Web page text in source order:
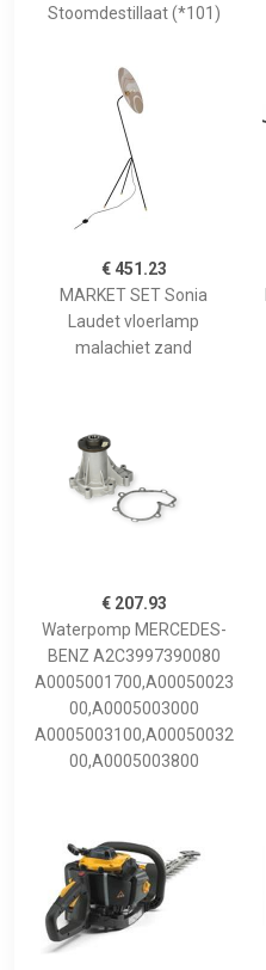
Stoomdestillaat (*101)
€ 451.23
MARKET SET Sonia
Laudet vloerlamp
malachiet zand
€ 207.93
Waterpomp MERCEDES-
BENZ A2C3997390080
A0005001700,A00050023
00,A0005003000
A0005003100,A00050032
00,A0005003800